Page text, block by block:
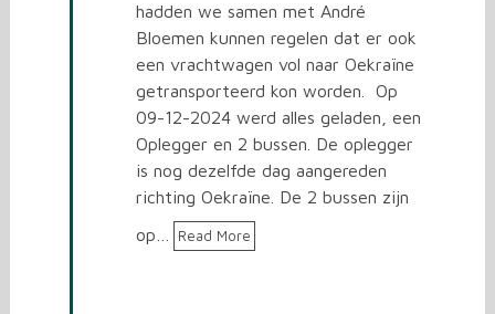
hadden we samen met André
Bloemen kunnen regelen dat er ook
een vrachtwagen vol naar Oekraïne
getransporteerd kon worden. Op
09-12-2024 werd alles geladen, een
Oplegger en 2 bussen. De oplegger
is nog dezelfde dag aangereden
richting Oekraïne. De 2 bussen zijn
op…
Read More